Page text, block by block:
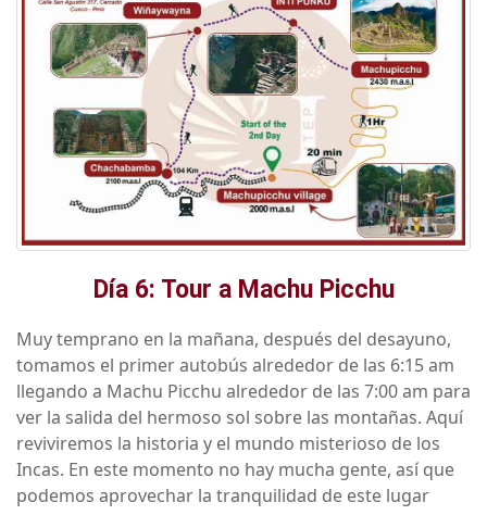
Día 6: Tour a Machu Picchu
Muy temprano en la mañana, después del desayuno,
tomamos el primer autobús alrededor de las 6:15 am
llegando a Machu Picchu alrededor de las 7:00 am para
ver la salida del hermoso sol sobre las montañas. Aquí
reviviremos la historia y el mundo misterioso de los
Incas. En este momento no hay mucha gente, así que
podemos aprovechar la tranquilidad de este lugar